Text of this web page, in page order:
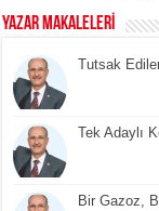
YAZAR MAKALELERİ
Tutsak
Tek Adaylı
Bir Gazoz,